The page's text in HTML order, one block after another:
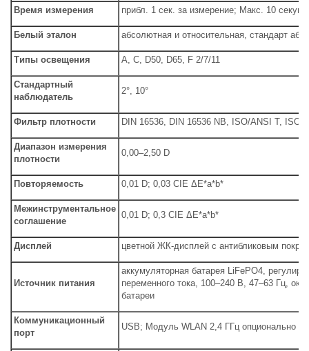
Время измерения прибл. 1 сек. за измерение; Макс. 10
Белый эталон абсолютная и относительная, стандарт
Типы освещения A, C, D50, D65, F 2/7/11
Стандартный
наблюдатель
2°, 10°
Фильтр плотности DIN 16536, DIN 16536 NB, ISO/ANSI T, ISO/
Диапазон измерения
плотности
0,00–2,50 D
Повторяемость 0,01 D; 0,03 CIE ΔE*a*b*
Межинструментальное
соглашение
0,01 D; 0,3 CIE ΔE*a*b*
Дисплей цветной ЖК-дисплей с антибликовым
Источник питания
аккумуляторная батарея LiFePO4,
переменного тока, 100–240 В, 47–63 Гц, ок.
батареи
Коммуникационный
порт
USB; Модуль WLAN 2,4 ГГц опционально